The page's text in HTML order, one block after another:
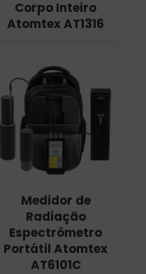
Corpo Inteiro
Atomtex AT1316
Medidor de
Radiação
Espectrômetro
Portátil Atomtex
AT6101C